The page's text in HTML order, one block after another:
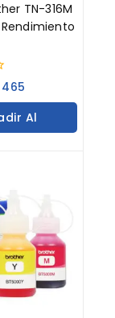
TN-316M
465
Al